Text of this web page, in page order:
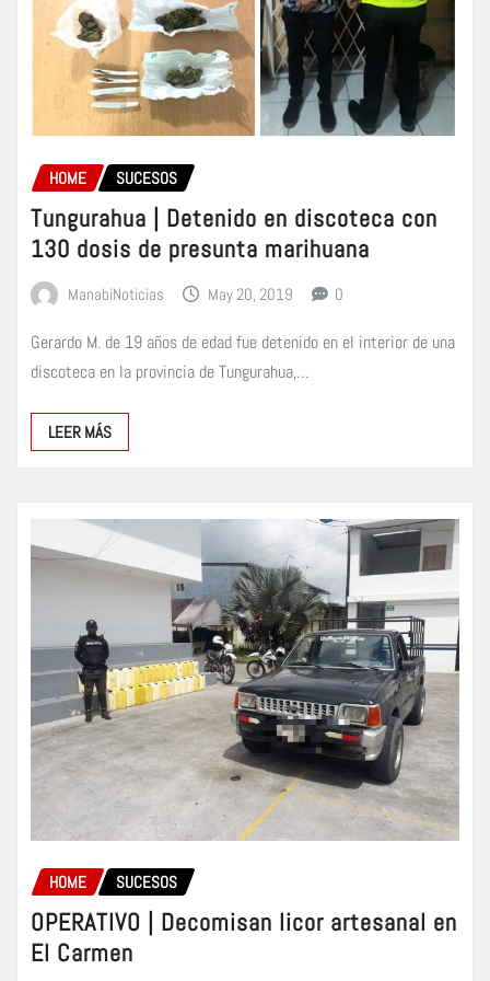
HOME SUCESOS
Tungurahua | Detenido en discoteca con
130 dosis de presunta marihuana
ManabiNoticias May 20, 2019 0
Gerardo M. de 19 años de edad fue detenido en el interior de una
discoteca en la provincia de Tungurahua,…
LEER MÁS
HOME SUCESOS
OPERATIVO | Decomisan licor artesanal en
El Carmen